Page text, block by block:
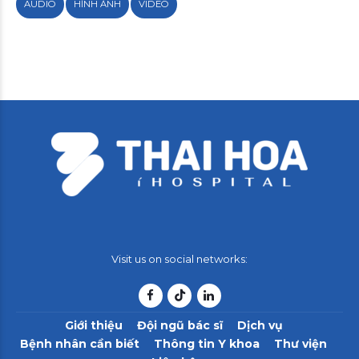
AUDIO HÌNH ẢNH VIDEO
Visit us on social networks:
Giới thiệu Đội ngũ bác sĩ
Dịch vụ
Bệnh nhân cần biết
Thông tin Y khoa
Thư viện